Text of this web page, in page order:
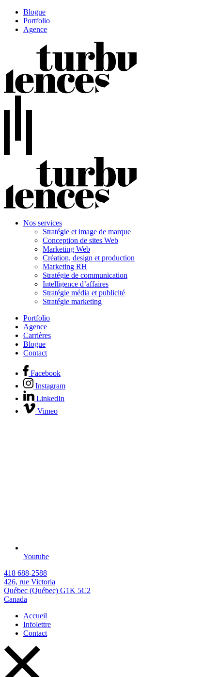
Blogue
Portfolio
Agence
Nos services
Stratégie et image de marque
Conception de sites Web
Marketing Web
Création, design et production
Marketing RH
Stratégie de communication
Intelligence d’affaires
Stratégie média et publicité
Stratégie marketing
Portfolio
Agence
Carrières
Blogue
Contact
Facebook
Instagram
LinkedIn
Vimeo
Youtube
418 688-2588
426, rue Victoria
Québec (Québec) G1K 5C2
Canada
Accueil
Infolettre
Contact